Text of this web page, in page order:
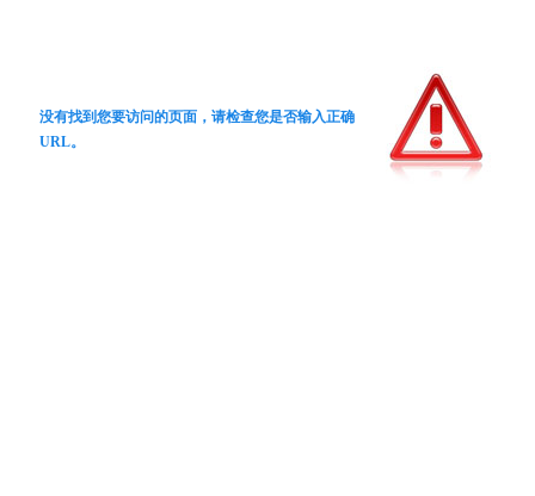
没有找到您要访问的页面，请检查您是否输入正确
URL。